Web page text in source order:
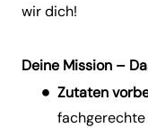
wir dich!
Deine Mission –
Zutaten